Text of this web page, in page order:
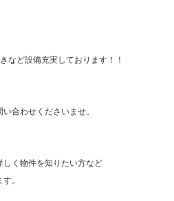
など設備充実しております！！
合わせくださいませ。
く物件を知りたい方など
。